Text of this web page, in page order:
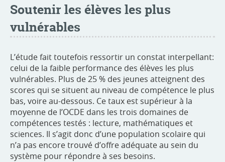
Soutenir les élèves les plus
vulnérables
L’étude fait toutefois ressortir un constat interpellant:
celui de la faible performance des élèves les plus
vulnérables. Plus de 25 % des jeunes atteignent des
scores qui se situent au niveau de compétence le plus
bas, voire au-dessous. Ce taux est supérieur à la
moyenne de l’OCDE dans les trois domaines de
compétences testés : lecture, mathématiques et
sciences. Il s’agit donc d’une population scolaire qui
n’a pas encore trouvé d’offre adéquate au sein du
système pour répondre à ses besoins.